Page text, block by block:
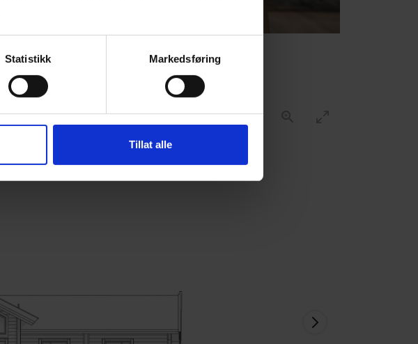
Statistikk Markedsføring
Tillat alle